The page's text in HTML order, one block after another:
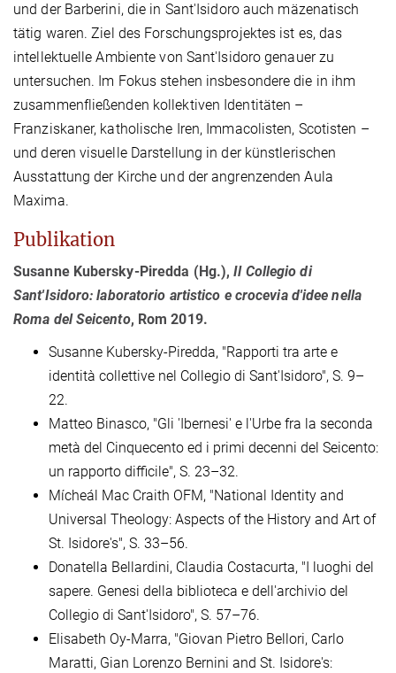
und der Barberini, die in Sant'Isidoro auch mäzenatisch
tätig waren. Ziel des Forschungsprojektes ist es, das
intellektuelle Ambiente von Sant'Isidoro genauer zu
untersuchen. Im Fokus stehen insbesondere die in ihm
zusammenfließenden kollektiven Identitäten –
Franziskaner, katholische Iren, Immacolisten, Scotisten –
und deren visuelle Darstellung in der künstlerischen
Ausstattung der Kirche und der angrenzenden Aula
Maxima.
Publikation
Susanne Kubersky-Piredda (Hg.),Il Collegio di
Sant'Isidoro: laboratorio artistico e crocevia d'idee nella
Roma del Seicento, Rom 2019.
Susanne Kubersky-Piredda, "Rapporti tra arte e
identità collettive nel Collegio di Sant'Isidoro", S. 9–
22.
Matteo Binasco, "Gli 'Ibernesi' e l'Urbe fra la seconda
metà del Cinquecento ed i primi decenni del Seicento:
un rapporto difficile", S. 23–32.
Mícheál Mac Craith OFM, "National Identity and
Universal Theology: Aspects of the History and Art of
St. Isidore's", S. 33–56.
Donatella Bellardini, Claudia Costacurta, "I luoghi del
sapere. Genesi della biblioteca e dell'archivio del
Collegio di Sant'Isidoro", S. 57–76.
Elisabeth Oy-Marra, "Giovan Pietro Bellori, Carlo
Maratti, Gian Lorenzo Bernini and St. Isidore's: